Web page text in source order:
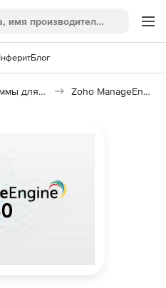
Блог
Программы для защиты информации Zoho ManageEngine AD360 Password